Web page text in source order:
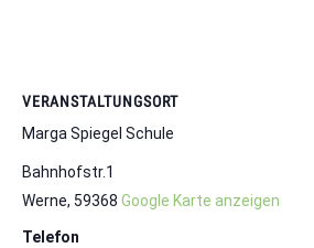
VERANSTALTUNGSORT
Marga Spiegel Schule
Bahnhofstr.1
Werne, 59368 Google Karte anzeigen
Telefon